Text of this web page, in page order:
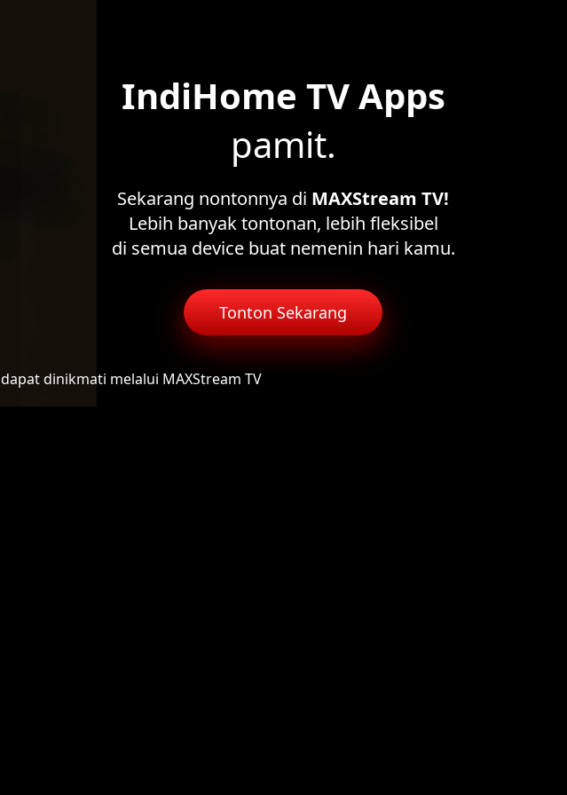
IndiHome TV Apps
pamit.
Sekarang nontonnya di MAXStream TV!
Lebih banyak tontonan, lebih fleksibel
di semua device buat nemenin hari kamu.
Tonton Sekarang
dapat dinikmati melalui MAXStream TV